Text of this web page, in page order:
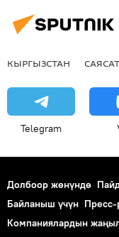
КЫРГЫЗСТАН САЯСАТ
Telegram
Долбоор жөнүндө
Байланыш үчүн
Компаниялардын